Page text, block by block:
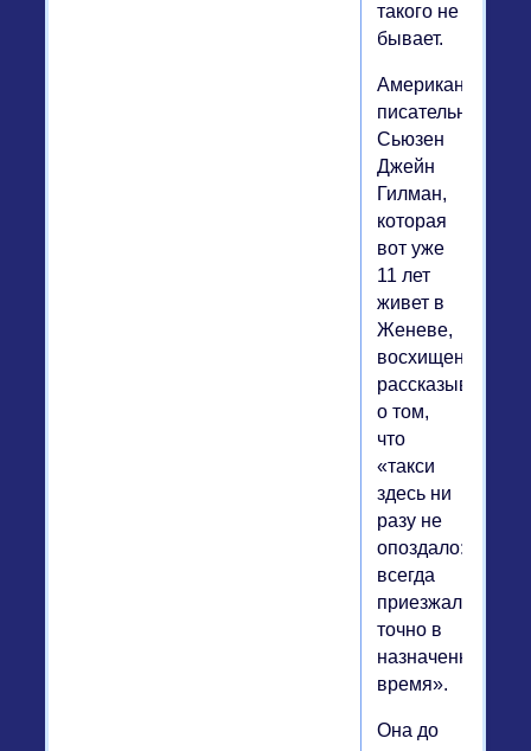
такого не
бывает.
Американская
писательница
Сьюзен
Джейн
Гилман,
которая
вот уже
11 лет
живет в
Женеве,
восхищенно
рассказывает
о том,
что
«такси
здесь ни
разу не
опоздало:
всегда
приезжало
точно в
назначенное
время».
Она до